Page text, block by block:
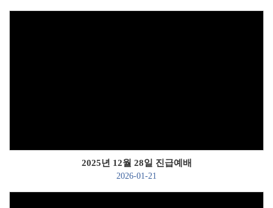
2025년 12월 28일 진급예배
2026-01-21